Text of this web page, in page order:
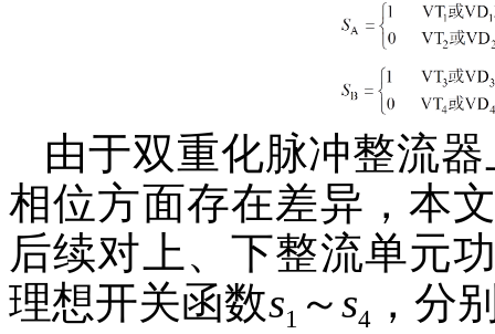
由于双重化脉冲整流
相位方面存在差异，本
后续对上、下整流单元
理想开关函数s1 ～s4
，分